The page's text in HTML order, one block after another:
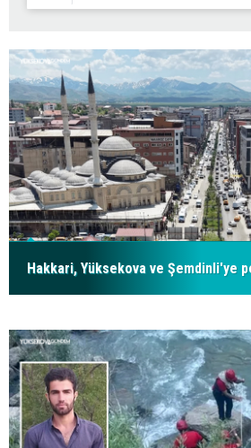
Hakkari, Yüksekova ve Şemdinli'ye